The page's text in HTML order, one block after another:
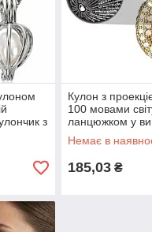
з
шию
Кулон з
100 мовами
ланцюжком у
Підвіска з
Немає в
185,03 ₴